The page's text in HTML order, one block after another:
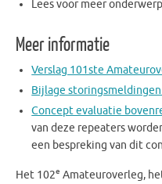
Lees voor meer
Meer informatie
Verslag 101ste
Bijlage
Concept evaluatie
van deze repeaters
een bespreking van dit
Het 102e Amateuroverleg,